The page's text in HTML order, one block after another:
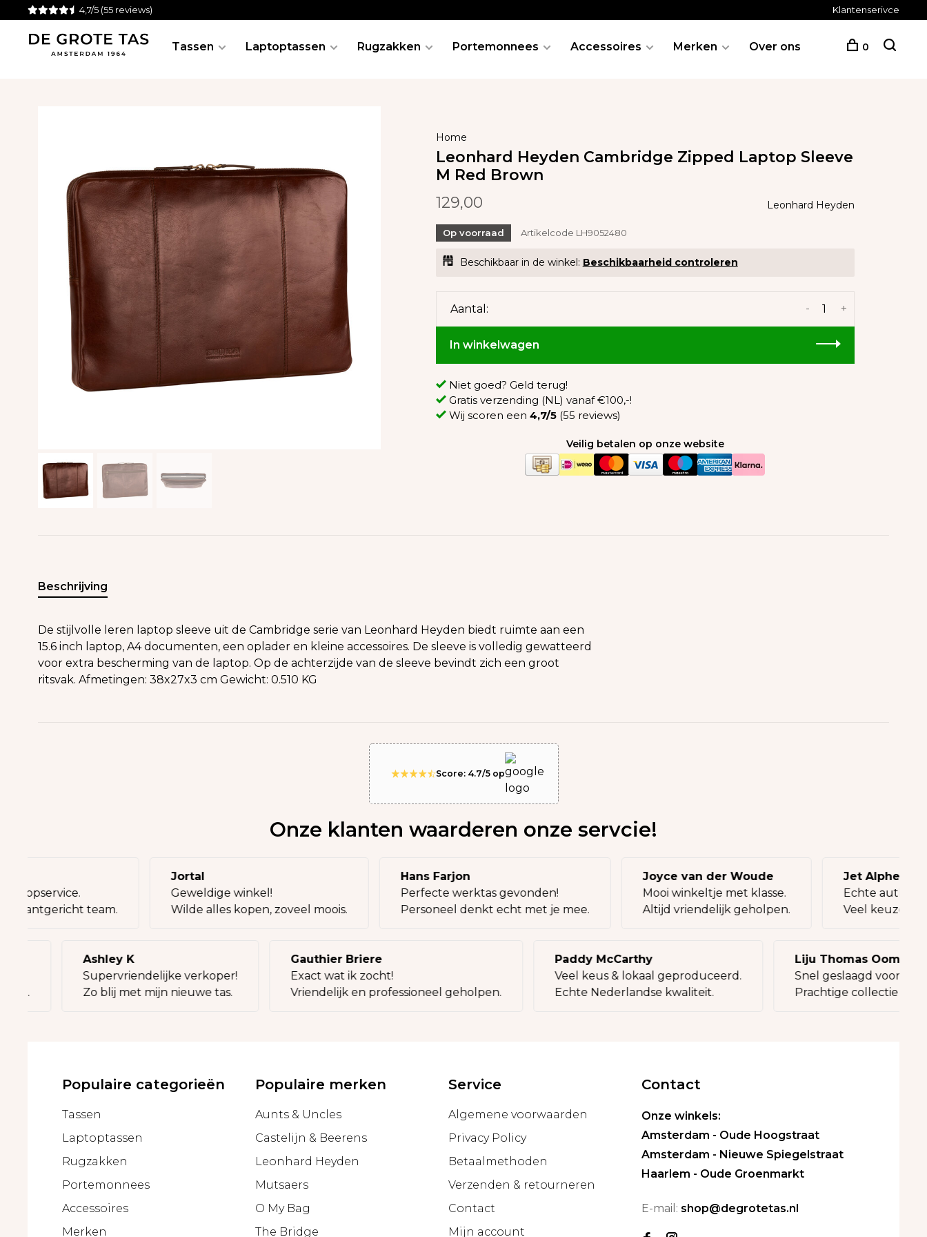
4,7/5 (55 reviews) Klantenserivce
Tassen Laptoptassen Rugzakken Portemonnees Accessoires Merken Over ons 0
Home
Leonhard Heyden Cambridge Zipped Laptop Sleeve
M Red Brown
129,00
Leonhard Heyden
Op voorraad Artikelcode LH9052480
Beschikbaar in de winkel: Beschikbaarheid controleren
Aantal: +
-
In winkelwagen
Niet goed? Geld terug!
Gratis verzending (NL) vanaf €100,-!
Wij scoren een 4,7/5(55 reviews)
Veilig betalen op onze website
Beschrijving
De stijlvolle leren laptop sleeve uit de Cambridge serie van Leonhard Heyden biedt ruimte aan een
15.6 inch laptop, A4 documenten, een oplader en kleine accessoires. De sleeve is volledig gewatteerd
voor extra bescherming van de laptop. Op de achterzijde van de sleeve bevindt zich een groot
ritsvak. Afmetingen: 38x27x3 cm Gewicht: 0.510 KG
Score: 4.7/5 op
Onze klanten waarderen onze servcie!
en topservice.
klantgericht team.
Jortal
Geweldige winkel!
Wilde alles kopen, zoveel moois.
Hans Farjon
Perfecte werktas gevonden!
Personeel denkt echt met je mee.
Joyce van der Woude
Mooi winkeltje met klasse.
Altijd vriendelijk geholpen.
Jet
Echte
Veel
Ashley K
Supervriendelijke verkoper!
Zo blij met mijn nieuwe tas.
Gauthier Briere
Exact wat ik zocht!
Vriendelijk en professioneel geholpen.
Paddy McCarthy
Veel keus & lokaal geproduceerd.
Echte Nederlandse kwaliteit.
Liju Thomas Oommen
Snel geslaagd voor een
Prachtige collectie tassen.
Populaire categorieën
Tassen
Laptoptassen
Rugzakken
Portemonnees
Accessoires
Merken
Populaire merken
Aunts & Uncles
Castelijn & Beerens
Leonhard Heyden
Mutsaers
O My Bag
The Bridge
Service
Algemene voorwaarden
Privacy Policy
Betaalmethoden
Verzenden & retourneren
Contact
Mijn account
Contact
Onze winkels:
Amsterdam - Oude Hoogstraat
Amsterdam - Nieuwe Spiegelstraat
Haarlem - Oude Groenmarkt
E-mail: shop@degrotetas.nl